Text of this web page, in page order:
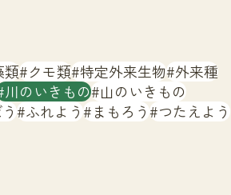
類 クモ類 特定外来生物 外来種
川のいきもの 山のいきもの
ふれよう まもろう つたえよう